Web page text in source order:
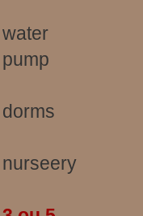
water
pump
dorms
nurseery